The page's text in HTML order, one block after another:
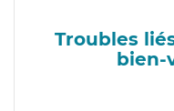
Troubles
bien-